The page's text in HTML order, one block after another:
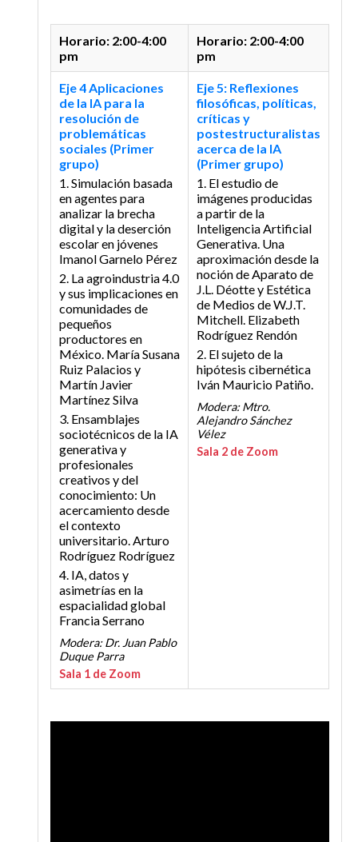
Horario: 2:00-4:00
pm
Horario: 2:00-4:00
pm
Eje 4 Aplicaciones
de la IA para la
resolución de
problemáticas
sociales (Primer
grupo)
1. Simulación basada
en agentes para
analizar la brecha
digital y la deserción
escolar en jóvenes
Imanol Garnelo Pérez
2. La agroindustria 4.0
y sus implicaciones en
comunidades de
pequeños
productores en
México. María Susana
Ruiz Palacios y
Martín Javier
Martínez Silva
3. Ensamblajes
sociotécnicos de la IA
generativa y
profesionales
creativos y del
conocimiento: Un
acercamiento desde
el contexto
universitario.Arturo
Rodríguez Rodríguez
4. IA, datos y
asimetrías en la
espacialidad global
Francia Serrano
Modera: Dr. Juan Pablo
Duque Parra
Sala 1 de Zoom
Eje 5: Reflexiones
filosóficas, políticas,
críticas y
postestructuralistas
acerca de la IA
(Primer grupo)
1. El estudio de
imágenes producidas
a partir de la
Inteligencia Artificial
Generativa. Una
aproximación desde la
noción de Aparato de
J.L. Déotte y Estética
de Medios de W.J.T.
Mitchell. Elizabeth
Rodríguez Rendón
2. El sujeto de la
hipótesis cibernética
Iván Mauricio Patiño.
Modera: Mtro.
Alejandro Sánchez
Vélez
Sala 2 de Zoom